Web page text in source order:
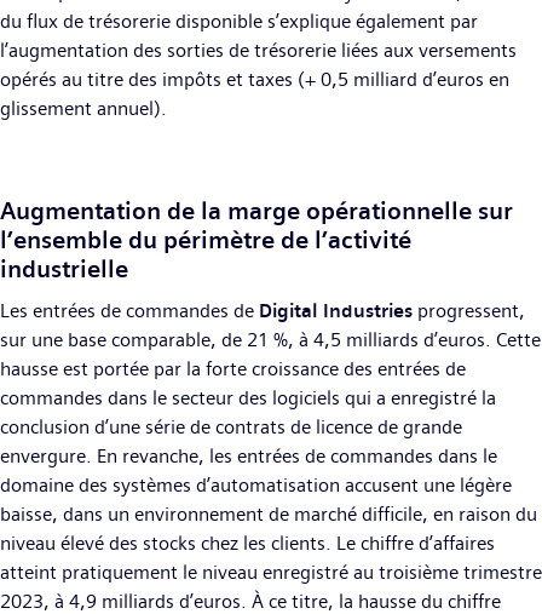
du flux de trésorerie disponible s’explique également par
l’augmentation des sorties de trésorerie liées aux versements
opérés au titre des impôts et taxes (+ 0,5 milliard d’euros en
glissement annuel).
Augmentation de la marge opérationnelle sur
l’ensemble du périmètre de l’activité
industrielle
Les entrées de commandes de Digital Industries progressent,
sur une base comparable, de 21 %, à 4,5 milliards d’euros. Cette
hausse est portée par la forte croissance des entrées de
commandes dans le secteur des logiciels qui a enregistré la
conclusion d’une série de contrats de licence de grande
envergure. En revanche, les entrées de commandes dans le
domaine des systèmes d’automatisation accusent une légère
baisse, dans un environnement de marché difficile, en raison du
niveau élevé des stocks chez les clients. Le chiffre d’affaires
atteint pratiquement le niveau enregistré au troisième trimestre
2023, à 4,9 milliards d’euros. À ce titre, la hausse du chiffre